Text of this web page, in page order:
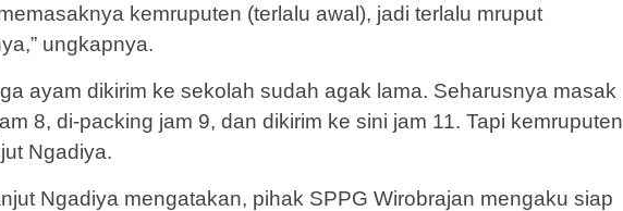
kemruputen (terlalu awal), jadi terlalu mruput
ungkapnya.
ayam dikirim ke sekolah sudah agak lama. Seharusnya masak
8, di-packing jam 9, dan dikirim ke sini jam 11. Tapi kemruputen
Ngadiya.
Ngadiya mengatakan, pihak SPPG Wirobrajan mengaku siap